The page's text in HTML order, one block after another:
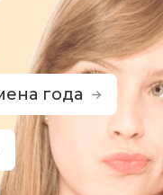
года